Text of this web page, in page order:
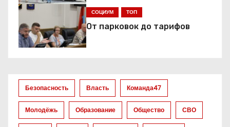
п
о
з
п
и
СОЦИУМ ТОП
От парковок до тарифов
Безопасность Власть Команда47
Молодёжь Образование Общество СВО